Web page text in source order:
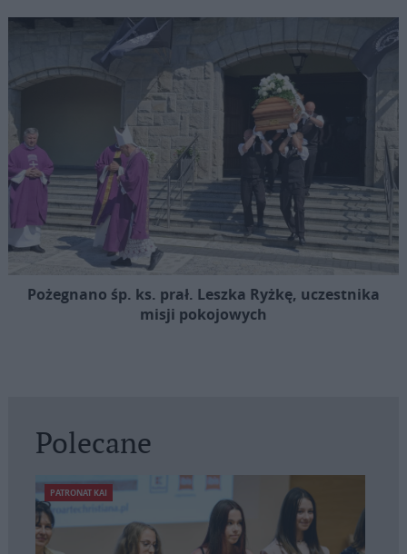
Pożegnano śp. ks. prał. Leszka Ryżkę, uczestnika
misji pokojowych
Polecane
PATRONAT KAI